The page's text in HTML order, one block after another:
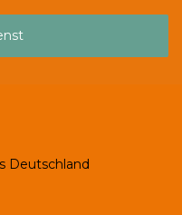
Deutschland